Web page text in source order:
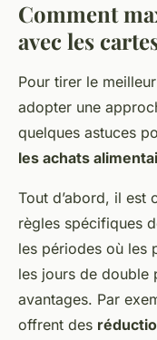
Comment
avec les
Pour tirer le
adopter une
quelques astuces
les achats
Tout d’abord, il est
règles spécifiques
les périodes où les
les jours de double
avantages. Par
offrent des